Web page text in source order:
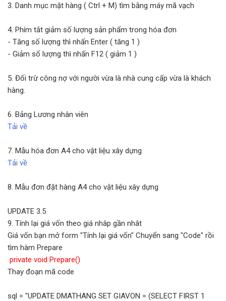
3. Danh mục mặt hàng ( Ctrl + M) tìm bằng máy mã vạch
4. Phím tắt giảm số lượng sản phẩm trong hóa đơn
- Tăng số lượng thì nhấn Enter ( tăng 1 )
- Giảm số lượng thì nhấn F12 ( giảm 1 )
5. Đối trừ công nợ với người vừa là nhà cung cấp vừa là khách
hàng.
6. Bảng Lương nhân viên
Tải về
7. Mẫu hóa đơn A4 cho vật liệu xây dựng
Tải về
8. Mẫu đơn đặt hàng A4 cho vật liệu xây dựng
UPDATE 3.5
9. Tính lại giá vốn theo giá nhâp gần nhât
Giá vốn bạn mở form "Tính lại giá vốn" Chuyển sang "Code" rồi
tìm hàm Prepare
private void Prepare()
Thay đoạn mã code
sql = "UPDATE DMATHANG SET GIAVON = (SELECT FIRST 1